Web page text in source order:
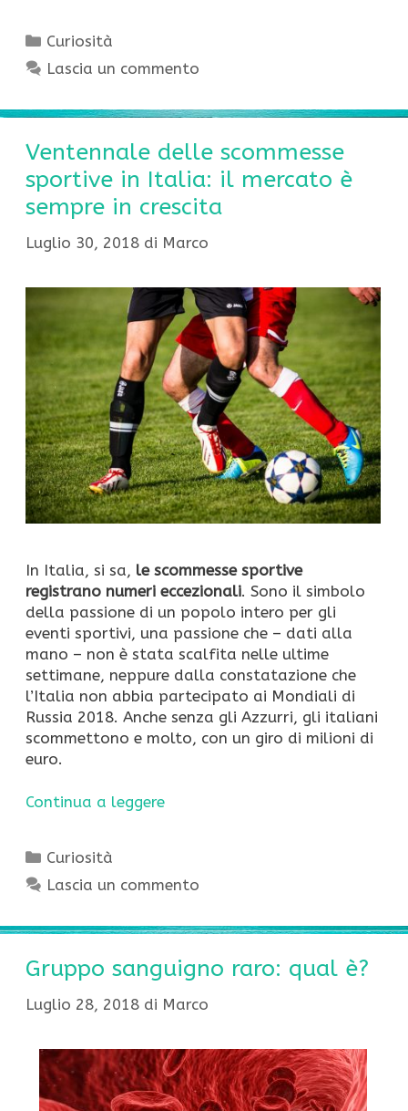
Categorie
Curiosità
Lascia un commento
Ventennale delle scommesse
sportive in Italia: il mercato è
sempre in crescita
Luglio 30, 2018 di Marco
In Italia, si sa, le scommesse sportive
registrano numeri eccezionali. Sono il simbolo
della passione di un popolo intero per gli
eventi sportivi, una passione che – dati alla
mano – non è stata scalfita nelle ultime
settimane, neppure dalla constatazione che
l’Italia non abbia partecipato ai Mondiali di
Russia 2018. Anche senza gli Azzurri, gli italiani
scommettono e molto, con un giro di milioni di
euro.
Continua a leggere
Categorie
Curiosità
Lascia un commento
Gruppo sanguigno raro: qual è?
Luglio 28, 2018 di Marco